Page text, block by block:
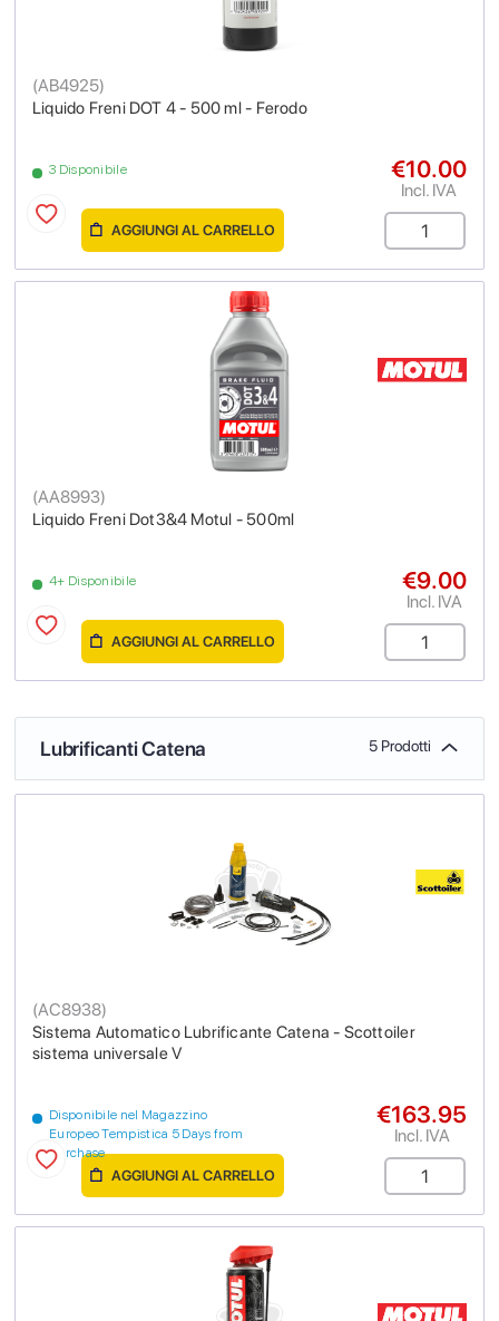
Liquido Freni DOT 4 - 500 ml - Ferodo
(AB4925)
3 Disponibile €10.00
Incl. IVA
AGGIUNGI AL CARRELLO
Liquido Freni Dot3&4 Motul - 500ml
(AA8993)
4+ Disponibile €9.00
Incl. IVA
AGGIUNGI AL CARRELLO
Lubrificanti Catena 5 Prodotti
Sistema Automatico Lubrificante Catena - Scottoiler
sistema universale V
(AC8938)
Disponibile nel Magazzino
Europeo Tempistica 5 Days from
purchase
€163.95
Incl. IVA
AGGIUNGI AL CARRELLO